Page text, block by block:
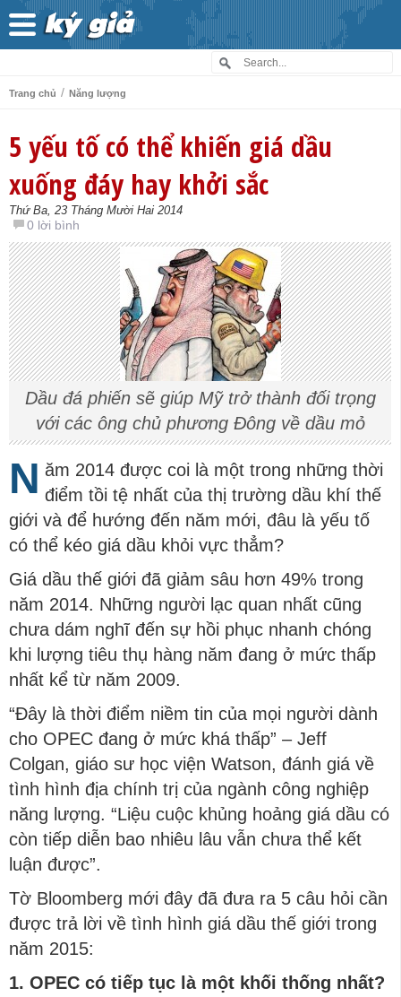
Trang chủ / Năng lượng
5 yếu tố có thể khiến giá dầu
xuống đáy hay khởi sắc
Thứ Ba, 23 Tháng Mười Hai 2014
0 lời bình
Dầu đá phiến sẽ giúp Mỹ trở thành đối trọng
với các ông chủ phương Đông về dầu mỏ
N ăm 2014 được coi là một trong những thời
điểm tồi tệ nhất của thị trường dầu khí thế
giới và để hướng đến năm mới, đâu là yếu tố
có thể kéo giá dầu khỏi vực thẳm?
Giá dầu thế giới đã giảm sâu hơn 49% trong
năm 2014. Những người lạc quan nhất cũng
chưa dám nghĩ đến sự hồi phục nhanh chóng
khi lượng tiêu thụ hàng năm đang ở mức thấp
nhất kể từ năm 2009.
“Đây là thời điểm niềm tin của mọi người dành
cho OPEC đang ở mức khá thấp” – Jeff
Colgan, giáo sư học viện Watson, đánh giá về
tình hình địa chính trị của ngành công nghiệp
năng lượng. “Liệu cuộc khủng hoảng giá dầu có
còn tiếp diễn bao nhiêu lâu vẫn chưa thể kết
luận được”.
Tờ Bloomberg mới đây đã đưa ra 5 câu hỏi cần
được trả lời về tình hình giá dầu thế giới trong
năm 2015:
1. OPEC có tiếp tục là một khối thống nhất?